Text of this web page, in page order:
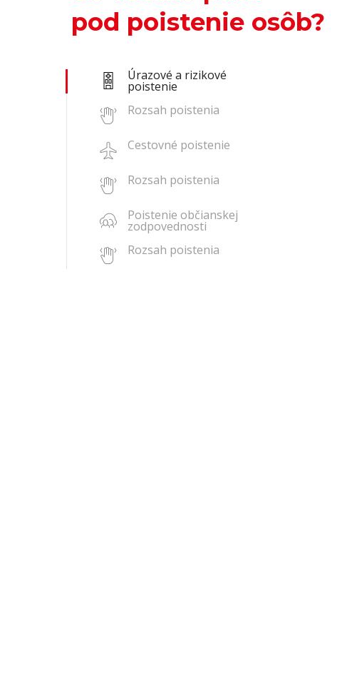
pod poistenie osôb?
Úrazové a rizikové
poistenie
Rozsah poistenia
Cestovné poistenie
Rozsah poistenia
Poistenie občianskej
zodpovednosti
Rozsah poistenia